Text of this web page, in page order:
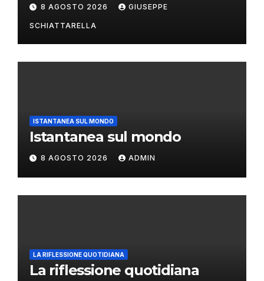
8 AGOSTO 2026 GIUSEPPE
SCHIATTARELLA
ISTANTANEA SUL MONDO
Istantanea sul mondo
8 AGOSTO 2026 ADMIN
LA RIFLESSIONE QUOTIDIANA
La riflessione quotidiana